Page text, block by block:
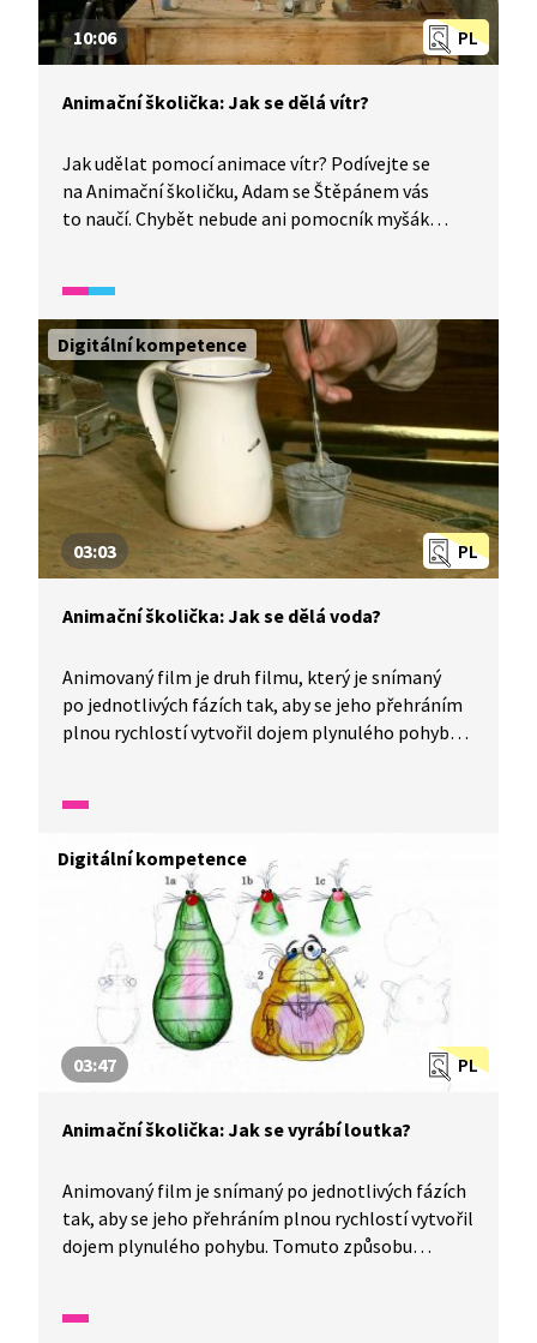
PL
10:06
Animační školička: Jak se dělá vítr?
Jak udělat pomocí animace vítr? Podívejte se
na Animační školičku, Adam se Štěpánem vás
to naučí. Chybět nebude ani pomocník myšák
Digitální kompetence
PL
03:03
Animační školička: Jak se dělá voda?
Animovaný film je druh filmu, který je snímaný
po jednotlivých fázích tak, aby se jeho přehráním
plnou rychlostí vytvořil dojem plynulého pohybu.
ve filmu tekla. Připravte si tužku, papír,
jak se dělá animovaný film.
Digitální kompetence
PL
03:47
Animační školička: Jak se vyrábí loutka?
Animovaný film je snímaný po jednotlivých fázích
tak, aby se jeho přehráním plnou rychlostí vytvořil
dojem plynulého pohybu. Tomuto způsobu
Připravte si tužku, papír, jednoduché předměty,